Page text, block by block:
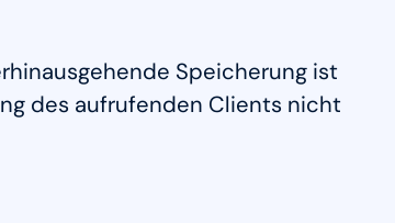
Speicherung ist
des aufrufenden Clients nicht